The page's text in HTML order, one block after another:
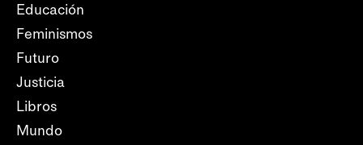
Educación
Feminismos
Futuro
Justicia
Libros
Mundo